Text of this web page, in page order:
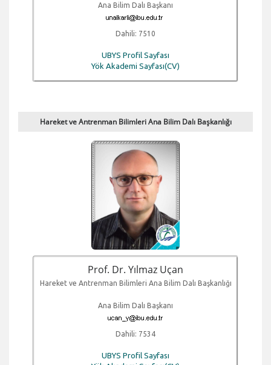
Ana Bilim Dalı Başkanı
Dahili: 7510
UBYS Profil Sayfası
Yök Akademi Sayfası(CV)
Hareket ve Antrenman Bilimleri Ana Bilim Dalı Başkanlığı
Prof. Dr. Yılmaz Uçan
Hareket ve Antrenman Bilimleri Ana Bilim Dalı Başkanlığı
Ana Bilim Dalı Başkanı
Dahili: 7534
UBYS Profil Sayfası